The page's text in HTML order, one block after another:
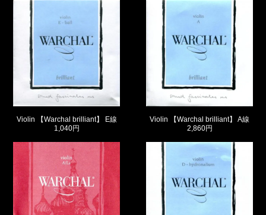
Violin 【Warchal brilliant】 E線
1,040円
Violin 【Warchal brilliant】 A線
2,860円